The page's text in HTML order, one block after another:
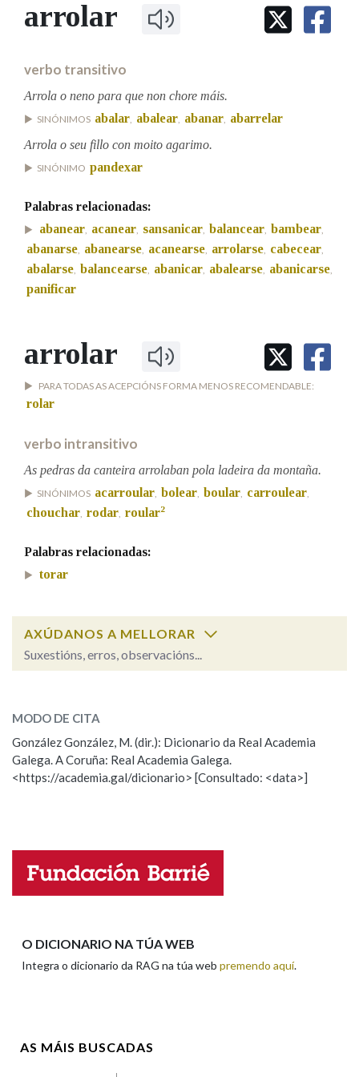
IDENTIDADE CORPORATIVA
MARCIAL DEL ADALID
FIGURAS HOMENAXEADAS
PRIMAVERA DAS LETRAS
PORTAL DAS PALABRAS
Facebook
TwitterYoutubeInstagram
Bluesky
BUSCAR NOS LEMAS
Remata por
Contén
BUSCAR NO CONTIDO
Nos exemplos
Na fraseoloxía
OUTRAS OPCIÓNS DE BUSCA
Marcas gramaticais
Pertence a
LIMPAR
arrolar
verbo transitivo
Arrola o neno para que non chore máis.
SINÓNIMOS abalar, abalear, abanar, abarrelar
Arrola o seu fillo con moito agarimo.
SINÓNIMO pandexar
Palabras relacionadas:
abanear, acanear, sansanicar, balancear, bambear,
abanarse, abanearse, acanearse, arrolarse, cabecear,
abalarse, balancearse, abanicar, abalearse, abanicarse,
panificar
arrolar
PARA TODAS AS ACEPCIÓNS FORMA MENOS RECOMENDABLE:
rolar
verbo intransitivo
As pedras da canteira arrolaban pola ladeira da montaña.
SINÓNIMOS acarroular, bolear, boular, carroulear,
chouchar, rodar, roular2
Palabras relacionadas:
torar
AXÚDANOS A MELLORAR
Suxestións, erros, observacións...
arrolar (cantar ou balancear)
arrolar (dar voltas)
ESCOLLE UNHA OPCIÓN:
Propoño mellorar a definición
Falta unha voz
MODO DE CITA
González González, M. (dir.): Dicionario da Real Academia
Galega. A Coruña: Real Academia Galega.
<https://academia.gal/dicionario> [Consultado: <data>]
O DICIONARIO NA TÚA WEB
Integra o dicionario da RAG na túa web premendo aquí.
AS MÁIS BUSCADAS